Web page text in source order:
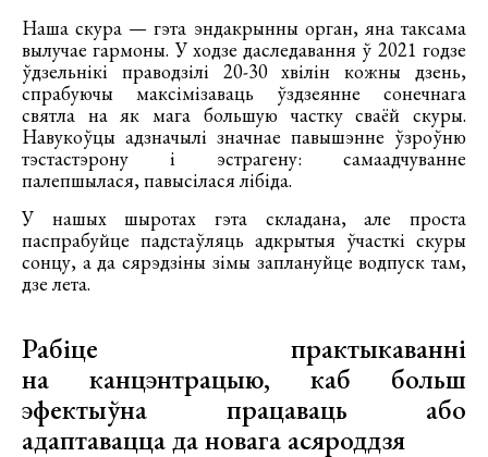
Наша скура — гэта эндакрынны орган, яна таксама
вылучае гармоны. У ходзе даследавання ў 2021 годзе
ўдзельнікі праводзілі 20-30 хвілін кожны дзень,
спрабуючы максімізаваць ўздзеянне сонечнага
святла на як мага большую частку сваёй скуры.
Навукоўцы адзначылі значнае павышэнне ўзроўню
тэстастэрону і эстрагену: самаадчуванне
палепшылася, павысілася лібіда.
У нашых шыротах гэта складана, але проста
паспрабуйце падстаўляць адкрытыя ўчасткі скуры
сонцу, а да сярэдзіны зімы заплануйце водпуск там,
дзе лета.
Рабіце практыкаванні
на канцэнтрацыю, каб больш
эфектыўна працаваць або
адаптавацца да новага асяроддзя